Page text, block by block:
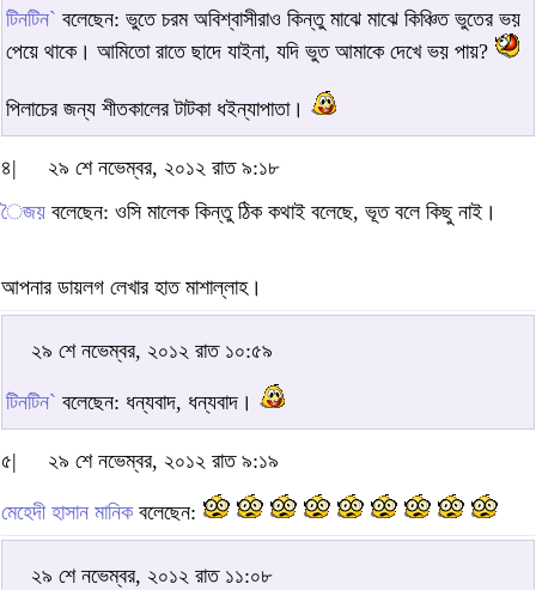
টিনটিন` বলেছেন: ভুতে চরম অবিশ্বাসীরাও কিন্তু মাঝে মাঝে কিঞ্চিত ভুতের ভয়
পেয়ে থাকে। আমিতো রাতে ছাদে যাইনা, যদি ভুত আমাকে দেখে ভয় পায়?
পিলাচের জন্য শীতকালের টাটকা ধইন্যাপাতা।
৪|
২৯ শে নভেম্বর, ২০১২ রাত ৯:১৮
ৈজয় বলেছেন: ওসি মালেক কিন্তু ঠিক কথাই বলেছে, ভূত বলে কিছু নাই।
আপনার ডায়লগ লেখার হাত মাশাল্লাহ।
২৯ শে নভেম্বর, ২০১২ রাত ১০:৫৯
টিনটিন` বলেছেন: ধন্যবাদ, ধন্যবাদ।
৫| ২৯ শে নভেম্বর, ২০১২ রাত ৯:১৯
মেহেদী হাসান মানিকবলেছেন:
২৯ শে নভেম্বর, ২০১২ রাত ১১:০৮